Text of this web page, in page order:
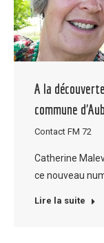
A la
commune
Contact FM 72
Catherine
ce nouveau
Lire la suite